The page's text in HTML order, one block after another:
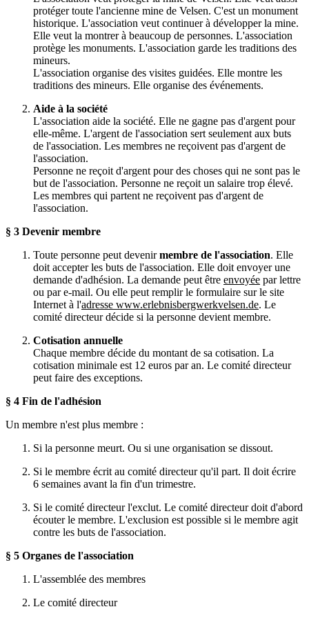
protéger toute l'ancienne mine de Velsen. C'est un monument
historique. L'association veut continuer à développer la mine.
Elle veut la montrer à beaucoup de personnes. L'association
protège les monuments. L'association garde les traditions des
mineurs.
L'association organise des visites guidées. Elle montre les
traditions des mineurs. Elle organise des événements.
Aide à la société
L'association aide la société. Elle ne gagne pas d'argent pour
elle-même. L'argent de l'association sert seulement aux buts
de l'association. Les membres ne reçoivent pas d'argent de
l'association.
Personne ne reçoit d'argent pour des choses qui ne sont pas le
but de l'association. Personne ne reçoit un salaire trop élevé.
Les membres qui partent ne reçoivent pas d'argent de
l'association.
§ 3 Devenir membre
Toute personne peut devenirmembre de l'association. Elle
doit accepter les buts de l'association. Elle doit envoyer une
demande d'adhésion. La demande peut être envoyée par lettre
ou par e-mail. Ou elle peut remplir le formulaire sur le site
Internet à l'adresse www.erlebnisbergwerkvelsen.de. Le
comité directeur décide si la personne devient membre.
Cotisation annuelle
Chaque membre décide du montant de sa cotisation. La
cotisation minimale est 12 euros par an. Le comité directeur
peut faire des exceptions.
§ 4 Fin de l'adhésion
Un membre n'est plus membre :
Si la personne meurt. Ou si une organisation se dissout.
Si le membre écrit au comité directeur qu'il part. Il doit écrire
6 semaines avant la fin d'un trimestre.
Si le comité directeur l'exclut. Le comité directeur doit d'abord
écouter le membre. L'exclusion est possible si le membre agit
contre les buts de l'association.
§ 5 Organes de l'association
L'assemblée des membres
Le comité directeur